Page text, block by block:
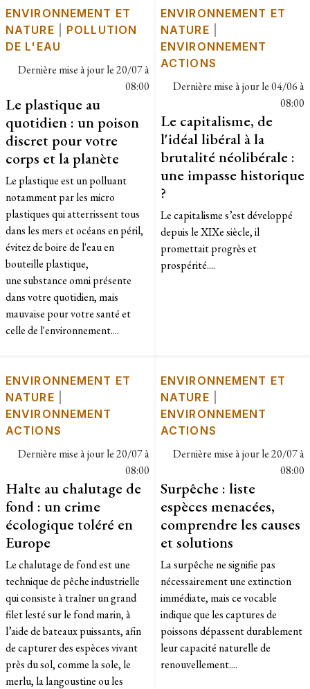
ENVIRONNEMENT ET
NATURE
POLLUTION
DE L'EAU
Dernière mise à jour le20/07 à
08:00
Le plastique au
quotidien : un poison
discret pour votre
corps et la planète
Le plastique est un polluant
notamment par les micro
plastiques qui atterrissent tous
dans les mers et océans en péril,
évitez de boire de l'eau en
bouteille plastique,
une substance omni présente
dans votre quotidien, mais
mauvaise pour votre santé et
celle de l'environnement....
ENVIRONNEMENT ET
NATURE
ENVIRONNEMENT
ACTIONS
Dernière mise à jour le04/06 à
08:00
Le capitalisme, de
l'idéal libéral à la
brutalité néolibérale :
une impasse historique
?
Le capitalisme s’est développé
depuis le XIXe siècle, il
promettait progrès et
prospérité....
ENVIRONNEMENT ET
NATURE
ENVIRONNEMENT
ACTIONS
Dernière mise à jour le20/07 à
08:00
Halte au chalutage de
fond : un crime
écologique toléré en
Europe
Le chalutage de fond est une
technique de pêche industrielle
qui consiste à traîner un grand
filet lesté sur le fond marin, à
l’aide de bateaux puissants, afin
de capturer des espèces vivant
près du sol, comme la sole, le
merlu, la langoustine ou les
ENVIRONNEMENT ET
NATURE
ENVIRONNEMENT
ACTIONS
Dernière mise à jour le20/07 à
08:00
Surpêche : liste
espèces menacées,
comprendre les causes
et solutions
La surpêche ne signifie pas
nécessairement une extinction
immédiate, mais ce vocable
indique que les captures de
poissons dépassent durablement
leur capacité naturelle de
renouvellement....